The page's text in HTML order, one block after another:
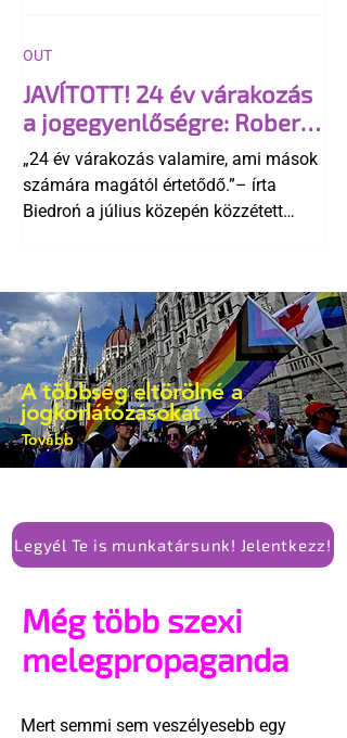
egyértelműen tiltja a házasságuk
elismerését. Közben az ellenzéken belül
is vita robbant ki arról, hogy vissza
kellene-e vonni a kormány konzervatív
alkotmánymódosítását
JAVÍTOTT! 24 év várakozás
a jogegyenlőségre: Robert
Biedroń megindító üzenete
a lengyel bejegyzett
élettársi kapcsolatokért
„24 év várakozás valamire, ami mások
számára magától értetődő.”– írta
Biedroń a július közepén közzétett
OUT
A többség eltörölné a
jogkorlátozásokat
Tovább
Legyél Te is munkatársunk! Jelentkezz!
Még több szexi
melegpropaganda
Mert semmi sem veszélyesebb egy